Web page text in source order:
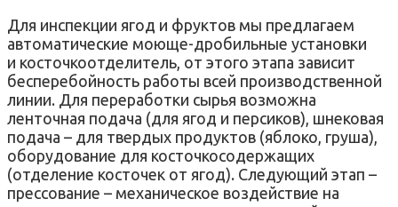
Для инспекции ягод и фруктов мы предлагаем
автоматические моюще-дробильные установки
и косточкоотделитель, от этого этапа зависит
бесперебойность работы всей производственной
линии. Для переработки сырья возможна
ленточная подача (для ягод и персиков), шнековая
подача – для твердых продуктов (яблоко, груша),
оборудование для косточкосодержащих
(отделение косточек от ягод). Следующий этап –
прессование – механическое воздействие на